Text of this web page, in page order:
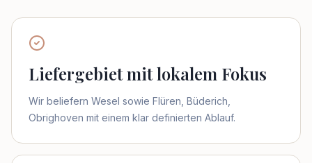
Liefergebiet mit lokalem Fokus
Wir beliefern Wesel sowie Flüren, Büderich,
Obrighoven mit einem klar definierten Ablauf.